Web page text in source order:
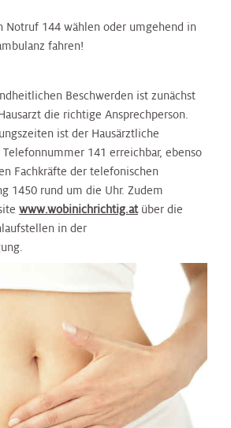
Notruf 144 wählen oder umgehend in
fahren!
Beschwerden ist zunächst
die richtige Ansprechperson.
ist der Hausärztliche
141 erreichbar, ebenso
Fachkräfte der telefonischen
1450 rund um die Uhr. Zudem
www.wobinichrichtig.atüber die
in der